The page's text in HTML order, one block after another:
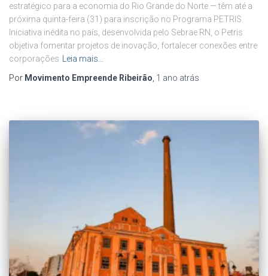
estratégico para a economia do Rio Grande do Norte — têm até a
próxima quinta-feira (31) para inscrição no Programa PETRIS.
Iniciativa inédita no país, desenvolvida pelo Sebrae RN, o Petris
objetiva fomentar projetos de inovação, fortalecer conexões entre
corporações
Leia mais…
Por Movimento Empreende Ribeirão 1 ano atrás